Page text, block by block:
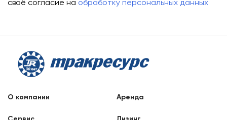
своё согласие на обработку персональных данных
О компании Аренда